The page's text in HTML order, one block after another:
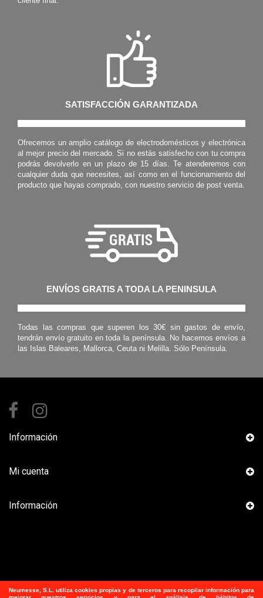
Neumesse, S.L. utiliza cookies propias y de terceros para recopilar información para
SATISFACCIÓN GARANTIZADA
Ofrecemos un amplio catálogo de electrodomésticos y electrónica
al mejor precio del mercado. Si no estás satisfecho con tu compra
podrás devolverlo en un plazo de 15 días. Te atenderemos con
cualquier duda que necesites, así como en el funcionamiento del
producto que hayas comprado, con nuestro servicio de post venta.
ENVÍOS GRATIS A TODA LA PENINSULA
Todas las compras que superen los 30€ sin gastos de envío,
tendrán envío gratuito en toda la península. No hacemos envíos a
las Islas Baleares, Mallorca, Ceuta ni Melilla. Sólo Península.
Información
Mi cuenta
Información